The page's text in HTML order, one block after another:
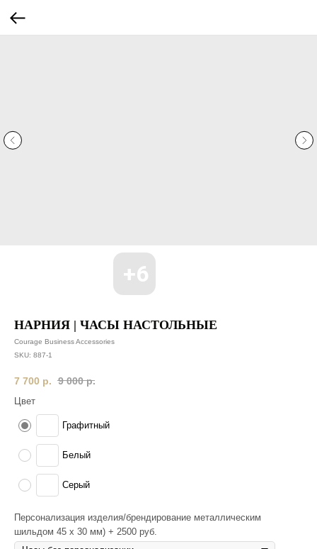
НАРНИЯ | ЧАСЫ НАСТОЛЬНЫЕ
Courage Business Accessories
SKU: 887-1
7 700 р. 9 000 р.
Цвет
Графитный
Белый
Серый
Персонализация изделия/брендирование металлическим
шильдом 45 х 30 мм) + 2500 руб.